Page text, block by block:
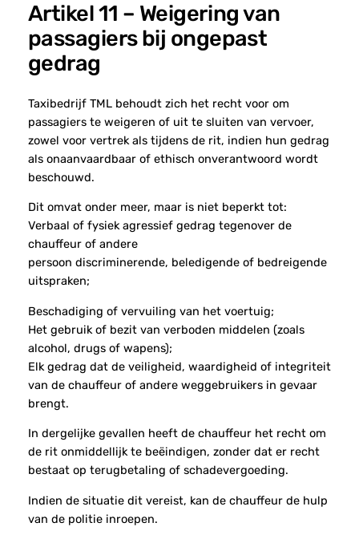
Artikel 11 – Weigering van
passagiers bij ongepast
gedrag
Taxibedrijf TML behoudt zich het recht voor om
passagiers te weigeren of uit te sluiten van vervoer,
zowel voor vertrek als tijdens de rit, indien hun gedrag
als onaanvaardbaar of ethisch onverantwoord wordt
beschouwd.
Dit omvat onder meer, maar is niet beperkt tot:
Verbaal of fysiek agressief gedrag tegenover de
chauffeur of andere
persoon discriminerende, beledigende of bedreigende
uitspraken;
Beschadiging of vervuiling van het voertuig;
Het gebruik of bezit van verboden middelen (zoals
alcohol, drugs of wapens);
Elk gedrag dat de veiligheid, waardigheid of integriteit
van de chauffeur of andere weggebruikers in gevaar
brengt.
In dergelijke gevallen heeft de chauffeur het recht om
de rit onmiddellijk te beëindigen, zonder dat er recht
bestaat op terugbetaling of schadevergoeding.
Indien de situatie dit vereist, kan de chauffeur de hulp
van de politie inroepen.